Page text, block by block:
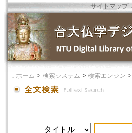
サイトマップ
． ホーム > 検索システム > 検索エンジン >